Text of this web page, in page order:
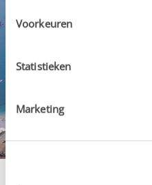
Voorkeuren
Statistieken
Marketing
onze